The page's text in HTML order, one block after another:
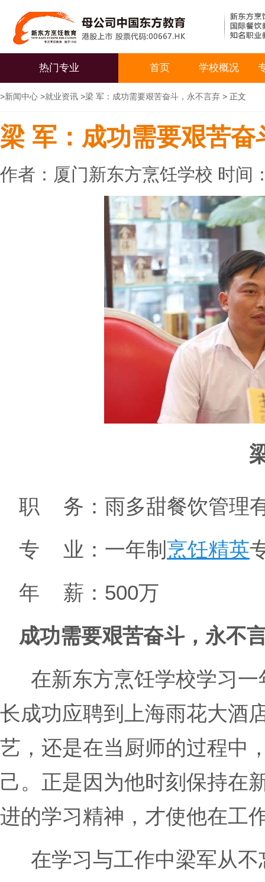
热门专业 首页 学校概况
>新闻中心 >就业资讯 >梁 军：成功需要艰苦奋斗，永不言弃 > 正文
梁 军：成功需要艰苦奋
作者：厦门新东方烹饪学校 时间
职 务：雨多甜餐饮管理
专 业：一年制 烹饪精英
年 薪：500万
成功需要艰苦奋斗，永不
在新东方烹饪学校学习
长成功应聘到上海雨花大酒
艺，还是在当厨师的过程中
己。正是因为他时刻保持在
进的学习精神，才使他在工
在学习与工作中梁军从